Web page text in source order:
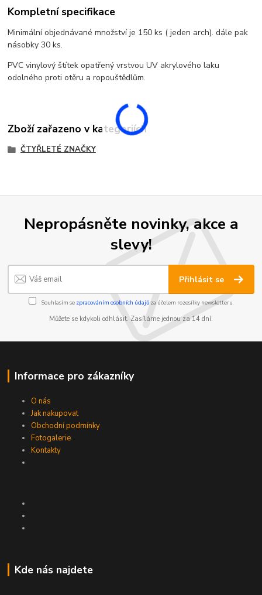
Kompletní specifikace
Minimální objednávané množství je 150 ks ( jeden arch). dále pak
násobky 30 ks.
PVC vinylový štítek opatřený vrstvou UV akrylového laku
odolného proti otěru a ropouštědlům.
Zboží zařazeno v kategoriích
ČTYŘLETÉ ZNAČKY
Nepropásněte novinky, akce a
slevy!
Přihlásit se
Souhlasím se zpracováním osobních údajůza účelem rozesílky newsletteru.
Můžete se kdykoli odhlásit. Zasíláme jednou za 14 dní.
Informace pro zákazníky
O nás
Jak nakupovat
Obchodní podmínky
Fotogalerie
Kontakty
Kde nás najdete